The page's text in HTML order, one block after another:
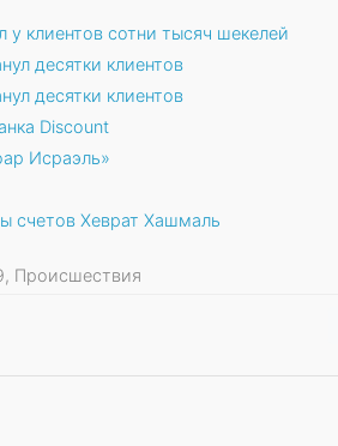
у клиентов сотни тысяч шекелей
десятки клиентов
десятки клиентов
Discount
Исраэль»
счетов Хеврат Хашмаль
Происшествия